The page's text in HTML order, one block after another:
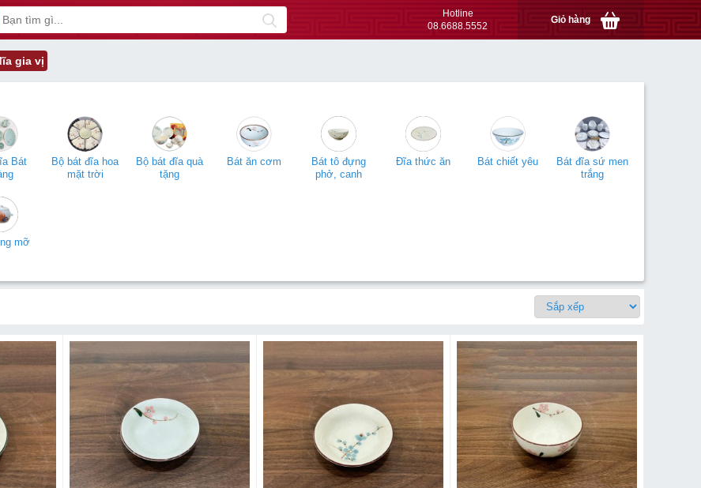
Hotline
08.6688.5552
Giỏ hàng
gia vị
Bát
Bộ bát đĩa hoa
mặt trời
Bộ bát đĩa quà
tặng
Bát ăn cơm
Bát tô đựng
phở, canh
Đĩa thức ăn Bát chiết yêu
Bát đĩa sứ men
trắng
mỡ